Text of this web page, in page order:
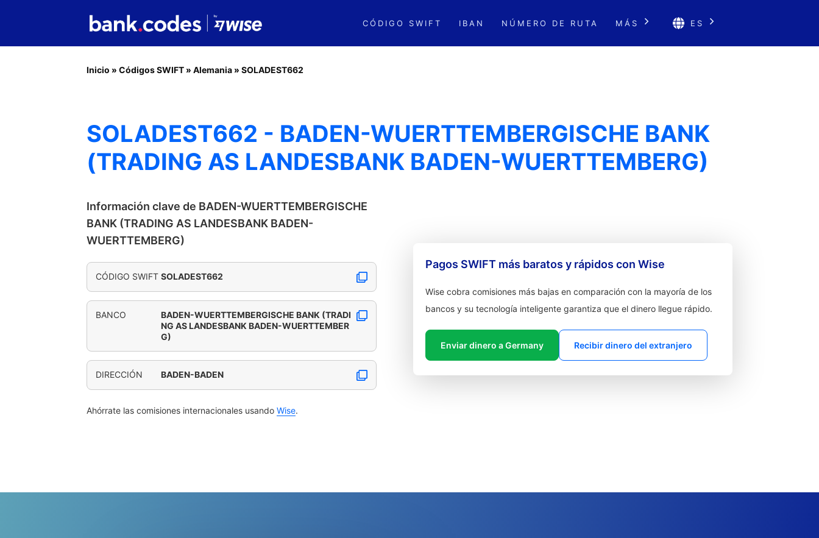
CÓDIGO SWIFT IBAN NÚMERO DE RUTA MÁS ES
Inicio » Códigos SWIFT » Alemania » SOLADEST662
SOLADEST662 - BADEN-WUERTTEMBERGISCHE BANK
(TRADING AS LANDESBANK BADEN-WUERTTEMBERG)
Información clave de BADEN-WUERTTEMBERGISCHE
BANK (TRADING AS LANDESBANK BADEN-
WUERTTEMBERG)
CÓDIGO SWIFT SOLADEST662
BANCO
BADEN-WUERTTEMBERGISCHE BANK (TRADI
NG AS LANDESBANK BADEN-WUERTTEMBER
G)
DIRECCIÓN BADEN-BADEN
Ahórrate las comisiones internacionales usando Wise.
Pagos SWIFT más baratos y rápidos con Wise
Wise cobra comisiones más bajas en comparación con la mayoría de los
bancos y su tecnología inteligente garantiza que el dinero llegue rápido.
Enviar dinero a Germany Recibir dinero del extranjero